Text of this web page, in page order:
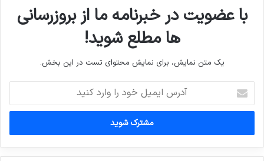
با عضویت در خبرنامه ما از بروزرسانی
ها مطلع شوید!
یک متن نمایش، برای نمایش محتوای تست در این بخش.
ایمیل
خود
وارد
کنید